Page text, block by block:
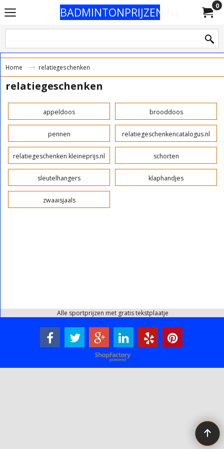
BADMINTONPRIJZEN.NL 0
Home relatiegeschenken
relatiegeschenken
appeldoos brooddoos
pennen relatiegeschenkencatalogus.nl
relatiegeschenken kleineprijs.nl schorten
sleutelhangers klaphandjes
zwaaisjaals
Alle sportprijzen met gratis tekstplaatje
Webwinkel gemaakt met ShopFactory webwinkel software.